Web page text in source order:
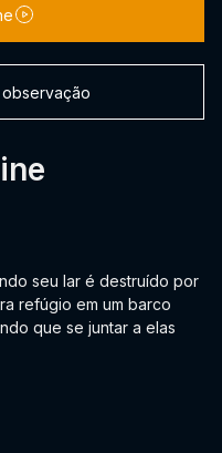
seu lar é destruído por
refúgio em um barco
que se juntar a elas